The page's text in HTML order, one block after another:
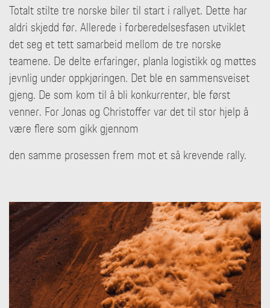
Totalt stilte tre norske biler til start i rallyet. Dette har
aldri skjedd før. Allerede i forberedelsesfasen utviklet
det seg et tett samarbeid mellom de tre norske
teamene. De delte erfaringer, planla logistikk og møttes
jevnlig under oppkjøringen. Det ble en sammensveiset
gjeng. De som kom til å bli konkurrenter, ble først
venner. For Jonas og Christoffer var det til stor hjelp å
være flere som gikk gjennom
den samme prosessen frem mot et så krevende rally.